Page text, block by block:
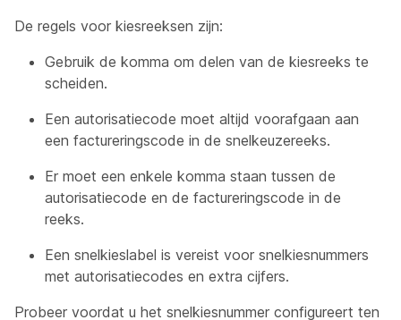
De regels voor kiesreeksen zijn:
Gebruik de komma om delen van de kiesreeks te
scheiden.
Een autorisatiecode moet altijd voorafgaan aan
een factureringscode in de snelkeuzereeks.
Er moet een enkele komma staan tussen de
autorisatiecode en de factureringscode in de
reeks.
Een snelkieslabel is vereist voor snelkiesnummers
met autorisatiecodes en extra cijfers.
Probeer voordat u het snelkiesnummer configureert ten